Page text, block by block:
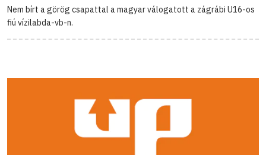
Nem bírt a görög csapattal a magyar válogatott a zágrábi U16-os
fiú vízilabda-vb-n.